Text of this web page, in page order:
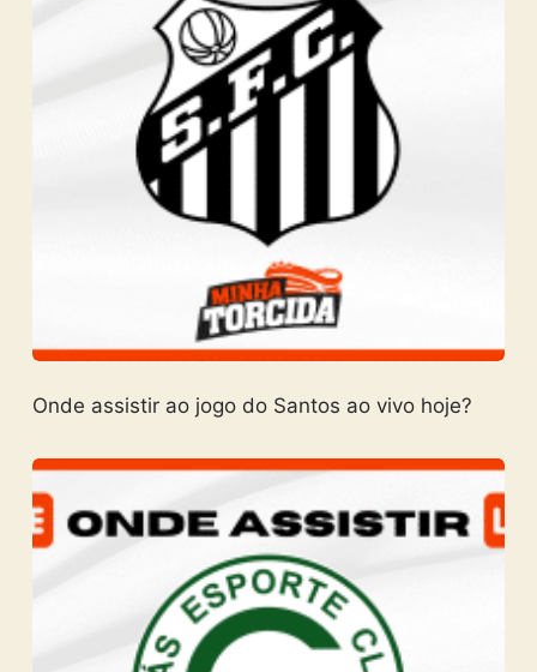
Onde assistir ao jogo do Santos ao vivo hoje?